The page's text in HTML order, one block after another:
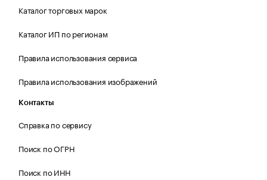
Каталог торговых марок
Каталог ИП по регионам
Правила использования сервиса
Правила использования изображений
Контакты
Справка по сервису
Поиск по ОГРН
Поиск по ИНН